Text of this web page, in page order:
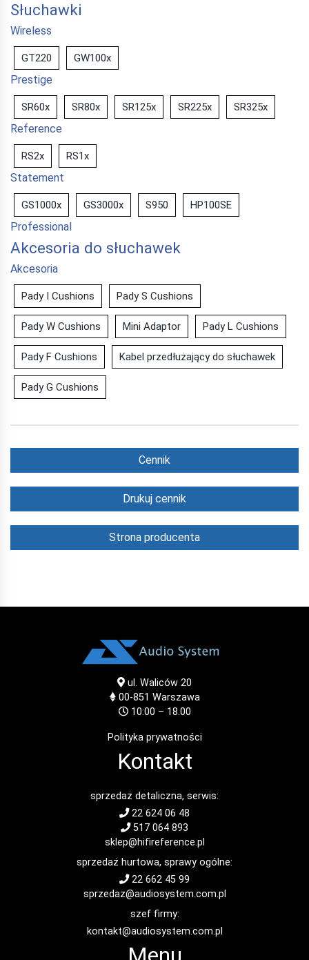
Słuchawki
Wireless
GT220 GW100x
Prestige
SR60x SR80x SR125x SR225x SR325x
Reference
RS2x RS1x
Statement
GS1000x GS3000x S950 HP100SE
Professional
Akcesoria do słuchawek
Akcesoria
Pady I Cushions Pady S Cushions
Pady W Cushions Mini Adaptor Pady L Cushions
Pady F Cushions Kabel przedłużający do słuchawek
Pady G Cushions
Cennik
Drukuj cennik
Strona producenta
ul. Waliców 20
00-851 Warszawa
10:00 – 18.00
Polityka prywatności
Kontakt
sprzedaż detaliczna, serwis:
22 624 06 48
517 064 893
sklep@hifireference.pl
sprzedaż hurtowa, sprawy ogólne:
22 662 45 99
sprzedaz@audiosystem.com.pl
szef firmy:
kontakt@audiosystem.com.pl